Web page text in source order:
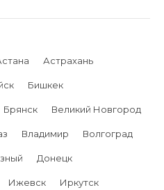
Астрахань
Бишкек
Брянск Великий Новгород
Владимир Волгоград
Донецк
Ижевск Иркутск